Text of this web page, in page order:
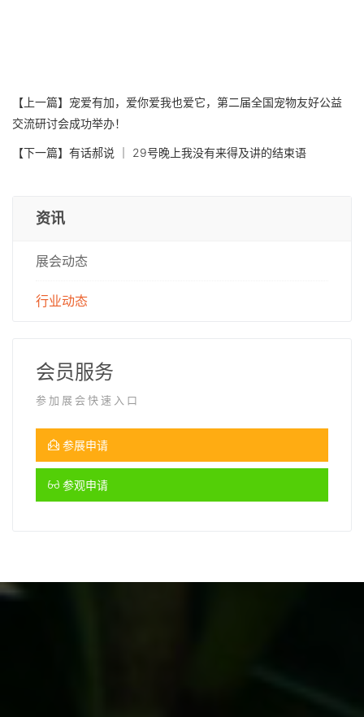
【上一篇】 宠爱有加，爱你爱我也爱它，第二届全国宠物友好公益
交流研讨会成功举办！
【下一篇】 有话郝说 ｜ 29号晚上我没有来得及讲的结束语
资讯
展会动态
行业动态
会员服务
参加展会快速入口
参展申请
参观申请